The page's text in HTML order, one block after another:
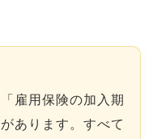
雇用保険の加入期
あります。すべて